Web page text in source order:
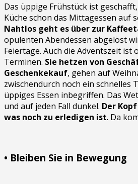
Das üppige Frühstück ist
Küche schon das Mittagessen auf
Nahtlos geht es über zur
opulenten Abendessen abgelöst
Feiertage. Auch die Adventszeit
Terminen. Sie hetzen von
Geschenkekauf, gehen auf
zwischendurch noch ein schnelles
üppiges Essen inbegriffen. Das
und auf jeden Fall dunkel. Der
was noch zu erledigen ist. Da
• Bleiben Sie in Bewegung